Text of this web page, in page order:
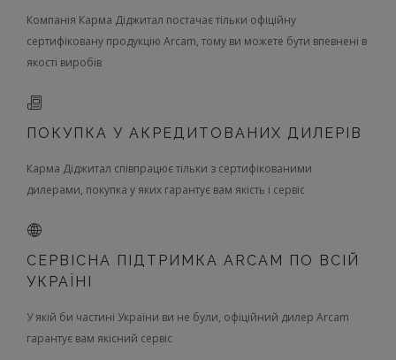
Компанія Карма Діджитал постачає тільки офіційну
сертифіковану продукцію Arcam, тому ви можете бути впевнені в
якості виробів
ПОКУПКА У АКРЕДИТОВАНИХ ДИЛЕРІВ
Карма Діджитал співпрацює тільки з сертифікованими
дилерами, покупка у яких гарантує вам якість і сервіс
СЕРВІСНА ПІДТРИМКА ARCAM ПО ВСІЙ
УКРАЇНІ
У якій би частині України ви не були, офіційний дилер Arcam
гарантує вам якісний сервіс